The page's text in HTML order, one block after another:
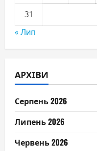
31
« Лип
АРХІВИ
Серпень 2026
Липень 2026
Червень 2026